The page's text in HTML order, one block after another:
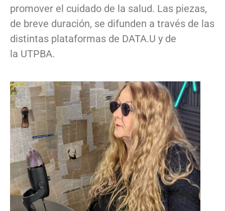
promover el cuidado de la salud. Las piezas,
de breve duración, se difunden a través de las
distintas plataformas de DATA.U y de
la UTPBA.